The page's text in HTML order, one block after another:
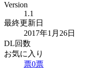
Version
1.1
最終更新日
2017年1月26日
DL回数
お気に入り
票0票